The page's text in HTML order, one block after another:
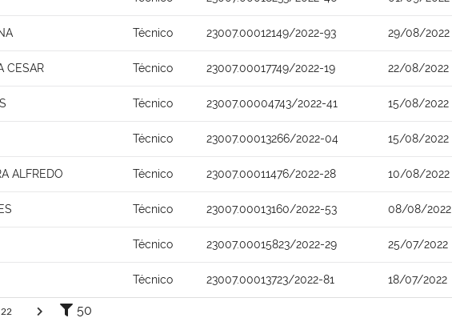
Técnico 23007.00012149/2022-93 29/08/2022
CESAR Técnico 23007.00017749/2022-19 22/08/2022
Técnico 23007.00004743/2022-41 15/08/2022
Técnico 23007.00013266/2022-04 15/08/2022
ALFREDO Técnico 23007.00011476/2022-28 10/08/2022
Técnico 23007.00013160/2022-53 08/08/2022
Técnico 23007.00015823/2022-29 25/07/2022
Técnico 23007.00013723/2022-81 18/07/2022
22 50